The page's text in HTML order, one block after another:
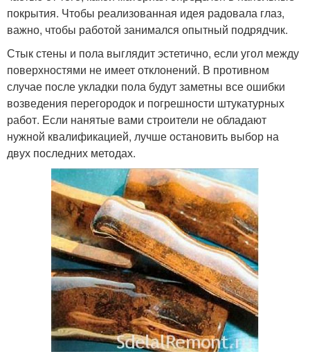
покрытия. Чтобы реализованная идея радовала глаз,
важно, чтобы работой занимался опытный подрядчик.
Стык стены и пола выглядит эстетично, если угол между
поверхностями не имеет отклонений. В противном
случае после укладки пола будут заметны все ошибки
возведения перегородок и погрешности штукатурных
работ. Если нанятые вами строители не обладают
нужной квалификацией, лучше остановить выбор на
двух последних методах.